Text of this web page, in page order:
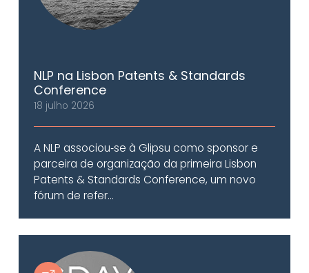
NLP na Lisbon Patents & Standards
Conference
18 julho 2026
A NLP associou‑se à Glipsu como sponsor e
parceira de organização da primeira Lisbon
Patents & Standards Conference, um novo
fórum de refer...